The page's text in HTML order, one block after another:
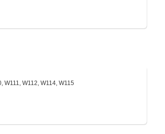
W112, W114, W115